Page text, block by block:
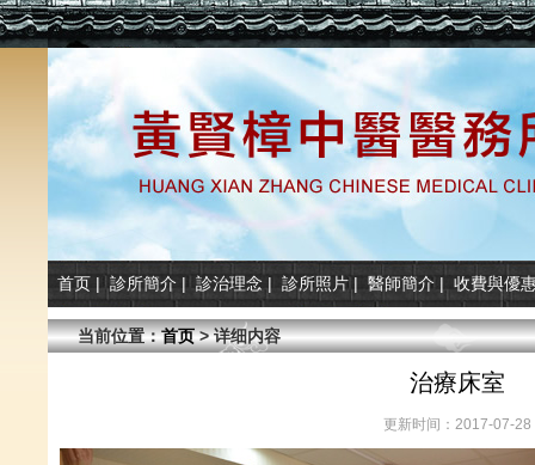
首页 | 診所簡介 | 診治理念 | 診所照片 | 醫師簡介 | 收費與優
当前位置：首页> 详细内容
治療床室
更新时间：2017-07-28